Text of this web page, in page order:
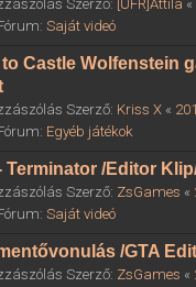
Szerző: [UFR]Attila «
Saját videó
to Castle Wolfenstein
Szerző: Kriss X«
Egyéb játékok
Terminator /Editor
Szerző: ZsGames «
Saját videó
/GTA
Szerző: ZsGames «